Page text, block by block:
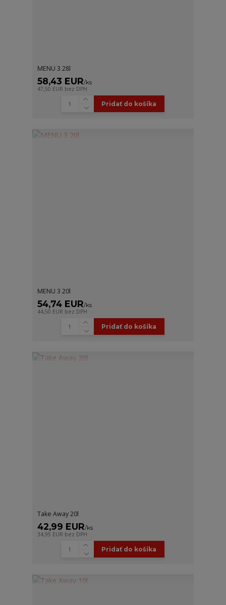
MENU 3 28l
58,43 EUR/ks
47,50 EUR bez DPH
Pridať do košíka
MENU 3 20l
54,74 EUR/ks
44,50 EUR bez DPH
Pridať do košíka
Take Away 20l
42,99 EUR/ks
34,95 EUR bez DPH
Pridať do košíka